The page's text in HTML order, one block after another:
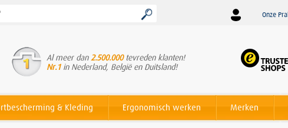
Onze
Al meer dan 2.500.000tevreden klanten!
Nr.1in Nederland, België en Duitsland!
Award
& Kleding Ergonomisch werken Merken